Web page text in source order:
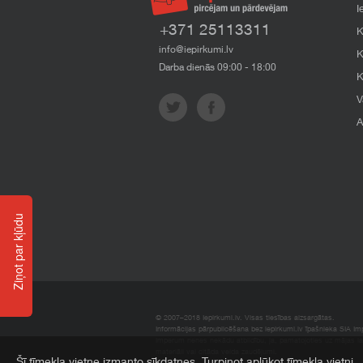
+371 25113311
info@iepirkumi.lv
Darba dienās 09:00 - 18:00
© 2007–2018 Iepirkumi.lv. Visas tiesības aizsargātas.
Informācijas pārpublicēšana bez iepirkumi.lv īpašnieka SIA
Ziņot par kļūdu